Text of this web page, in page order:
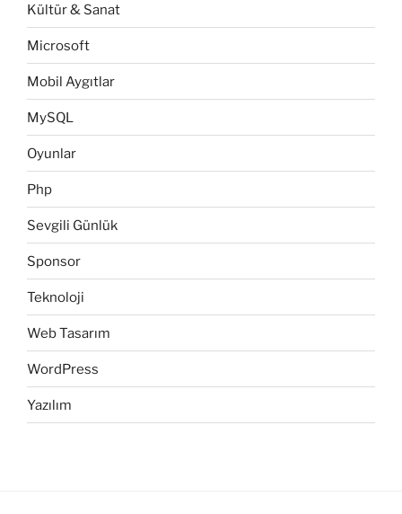
Kültür & Sanat
Microsoft
Mobil Aygıtlar
MySQL
Oyunlar
Php
Sevgili Günlük
Sponsor
Teknoloji
Web Tasarım
WordPress
Yazılım